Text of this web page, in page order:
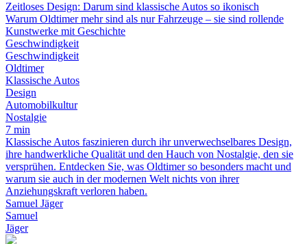
Zeitloses Design: Darum sind klassische Autos so ikonisch
Warum Oldtimer mehr sind als nur Fahrzeuge – sie sind rollende
Kunstwerke mit Geschichte
Geschwindigkeit
Geschwindigkeit
Oldtimer
Klassische Autos
Design
Automobilkultur
Nostalgie
7 min
Klassische Autos faszinieren durch ihr unverwechselbares Design,
ihre handwerkliche Qualität und den Hauch von Nostalgie, den sie
versprühen. Entdecken Sie, was Oldtimer so besonders macht und
warum sie auch in der modernen Welt nichts von ihrer
Anziehungskraft verloren haben.
Samuel Jäger
Samuel
Jäger